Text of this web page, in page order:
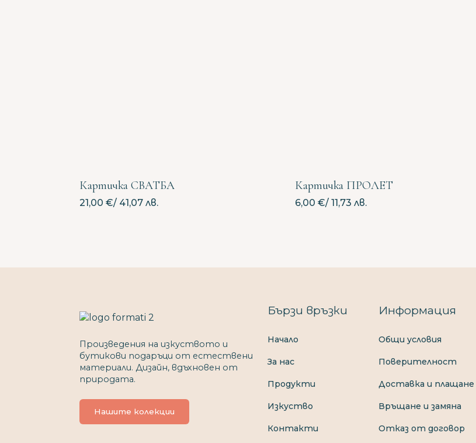
Картичка СВАТБА
21,00 €/ 41,07 лв.
Картичка ПРОЛЕТ
6,00 €/ 11,73 лв.
Произведения на изкуството и
бутикови подаръци от естествени
материали. Дизайн, вдъхновен от
природата.
Нашите колекции
Бързи връзки
Начало
За нас
Продукти
Изкуство
Контакти
Информация
Общи условия
Поверителност
Доставка и плащане
Връщане и замяна
Отказ от договор